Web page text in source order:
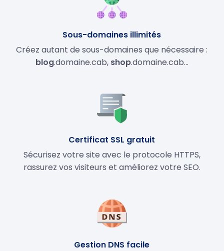
Sous-domaines illimités
Créez autant de sous-domaines que nécessaire :
blog.domaine.cab, shop.domaine.cab…
Certificat SSL gratuit
Sécurisez votre site avec le protocole HTTPS,
rassurez vos visiteurs et améliorez votre SEO.
Gestion DNS facile